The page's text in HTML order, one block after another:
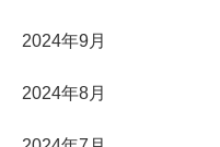
2024年9月
2024年8月